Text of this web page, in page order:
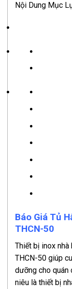
Nội Dung Mục
Báo Giá Tủ
THCN-50
Thiết bị inox nhà
THCN-50 giúp
dưỡng cho quán
niêu là thiết bị